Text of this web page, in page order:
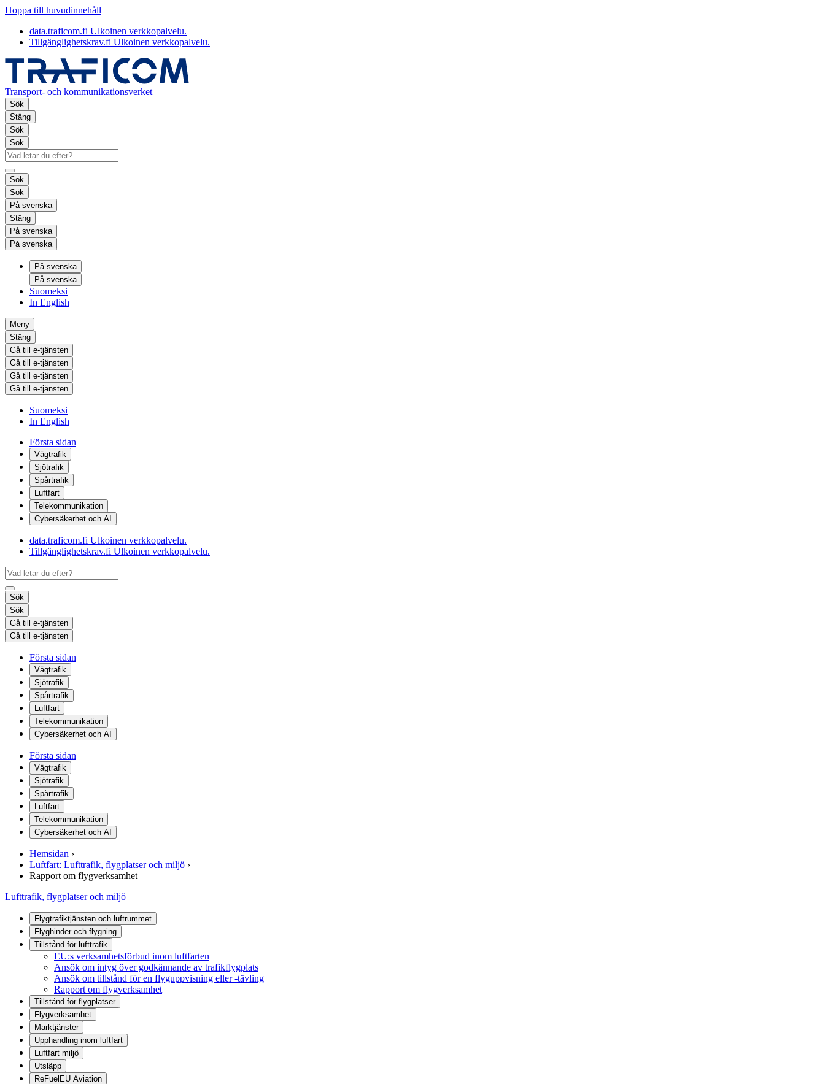
Hoppa till huvudinnehåll
data.traficom.fi Ulkoinen verkkopalvelu.
Tillgänglighetskrav.fi Ulkoinen verkkopalvelu.
Transport- och kommunikationsverket
Sök
Stäng
Sök
Sök
Sök
Sök
På svenska
Stäng
På svenska
På svenska
På svenska
På svenska
Suomeksi
In English
Meny
Stäng
Gå till e-tjänsten
Gå till e-tjänsten
Gå till e-tjänsten
Gå till e-tjänsten
Suomeksi
In English
Första sidan
Vägtrafik
Sjötrafik
Spårtrafik
Luftfart
Telekommunikation
Cybersäkerhet och AI
data.traficom.fi Ulkoinen verkkopalvelu.
Tillgänglighetskrav.fi Ulkoinen verkkopalvelu.
Sök
Sök
Gå till e-tjänsten
Gå till e-tjänsten
Första sidan
Vägtrafik
Sjötrafik
Spårtrafik
Luftfart
Telekommunikation
Cybersäkerhet och AI
Första sidan
Vägtrafik
Sjötrafik
Spårtrafik
Luftfart
Telekommunikation
Cybersäkerhet och AI
Hemsidan ›
Luftfart: Lufttrafik, flygplatser och miljö ›
Rapport om flygverksamhet
Lufttrafik, flygplatser och miljö
Flygtrafiktjänsten och luftrummet
Flyghinder och flygning
Tillstånd för lufttrafik
EU:s verksamhetsförbud inom luftfarten
Ansök om intyg över godkännande av trafikflygplats
Ansök om tillstånd för en flyguppvisning eller -tävling
Rapport om flygverksamhet
Tillstånd för flygplatser
Flygverksamhet
Marktjänster
Upphandling inom luftfart
Luftfart miljö
Utsläpp
ReFuelEU Aviation